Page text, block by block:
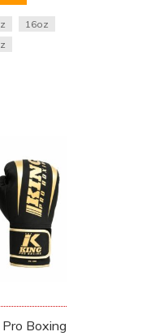
16oz
Boxing